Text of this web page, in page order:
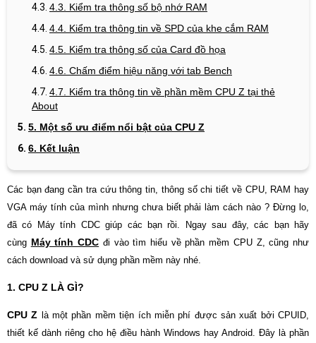
4.3. Kiểm tra thông số bộ nhớ RAM
4.4. Kiểm tra thông tin về SPD của khe cắm RAM
4.5. Kiểm tra thông số của Card đồ họa
4.6. Chấm điểm hiệu năng với tab Bench
4.7. Kiểm tra thông tin về phần mềm CPU Z tại thẻ
About
5. Một số ưu điểm nổi bật của CPU Z
6. Kết luận
Các bạn đang cần tra cứu thông tin, thông số chi tiết về CPU, RAM hay
VGA máy tính của mình nhưng chưa biết phải làm cách nào ? Đừng lo,
đã có Máy tính CDC giúp các bạn rồi. Ngay sau đây, các bạn hãy
cùng Máy tính CDC đi vào tìm hiểu về phần mềm CPU Z, cũng như
cách download và sử dụng phần mềm này nhé.
1. CPU Z LÀ GÌ?
CPU Z là một phần mềm tiện ích miễn phí được sản xuất bởi CPUID,
thiết kế dành riêng cho hệ điều hành Windows hay Android. Đây là phần